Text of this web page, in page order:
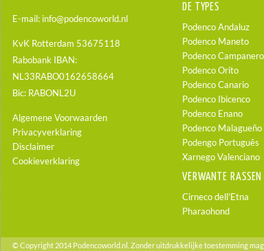
E-mail: info@podencoworld.nl
KvK Rotterdam 53675118
Rabobank IBAN:
NL33RABO0162658664
Bic: RABONL2U
Algemene Voorwaarden
Privacyverklaring
Disclaimer
Cookieverklaring
DE TYPES
Podenco Andaluz
Podenco Maneto
Podenco Campanero
Podenco Orito
Podenco Canario
Podenco Ibicenco
Podenco Enano
Podenco Malagueño
Podengo Português
Xarnego Valenciano
VERWANTE RASSEN
Cirneco dell'Etna
Pharaohond
© Copyright 2014 Podencoworld.nl. Zonder uitdrukkelijke toestemming